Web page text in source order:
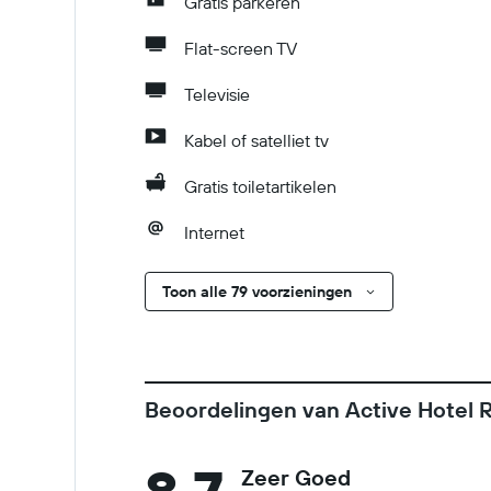
Flat-screen TV
Televisie
Kabel of satelliet tv
Gratis toiletartikelen
Internet
Toon alle 79 voorzieningen
Beoordelingen van Active Hotel
Zeer Goed